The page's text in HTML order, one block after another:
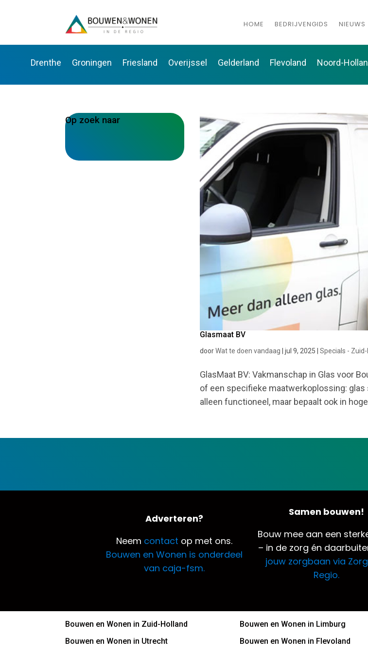
HOME BEDRIJVENGIDS NIEUWS
Drenthe Groningen Friesland Overijssel Gelderland Flevoland Noord-
Glasmaat BV
doorWat te doen vandaag |jul 9, 2025 |Specials -
GlasMaat BV: Vakmanschap in Glas voor
of een specifieke maatwerkoplossing:
alleen functioneel, maar bepaalt ook in
Op zoek naar
Adverteren?
Neem contact op met ons.
Bouwen en Wonen is onderdeel
van caja-fsm.
Samen bouwen!
Bouw mee aan een
– in de zorg én
jouw zorgbaan via
Regio.
Bouwen en Wonen in Zuid-Holland
Bouwen en Wonen in Utrecht
Bouwen en Wonen in Limburg
Bouwen en Wonen in Flevoland